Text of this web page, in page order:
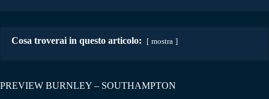
Cosa troverai in questo articolo: mostra
PREVIEW BURNLEY – SOUTHAMPTON